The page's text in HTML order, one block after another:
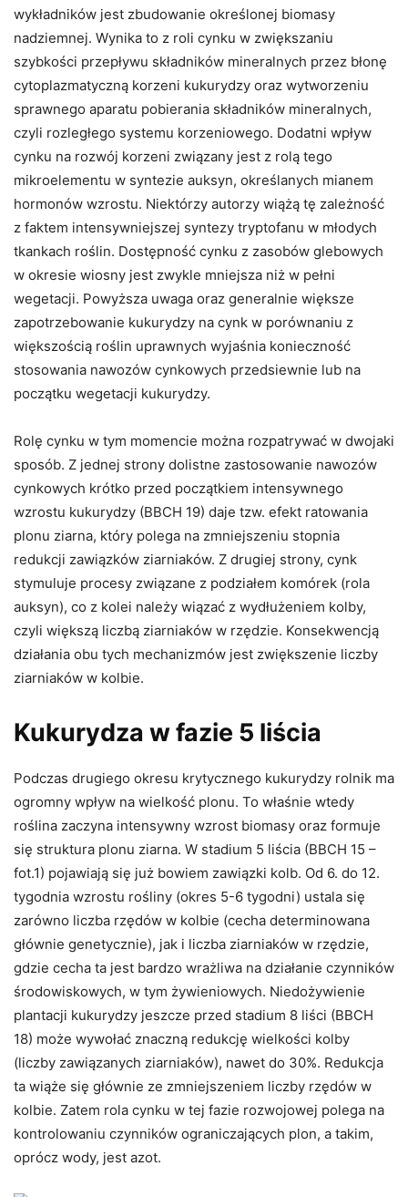
wykładników jest zbudowanie określonej biomasy
nadziemnej. Wynika to z roli cynku w zwiększaniu
szybkości przepływu składników mineralnych przez błonę
cytoplazmatyczną korzeni kukurydzy oraz wytworzeniu
sprawnego aparatu pobierania składników mineralnych,
czyli rozległego systemu korzeniowego. Dodatni wpływ
cynku na rozwój korzeni związany jest z rolą tego
mikroelementu w syntezie auksyn, określanych mianem
hormonów wzrostu. Niektórzy autorzy wiążą tę zależność
z faktem intensywniejszej syntezy tryptofanu w młodych
tkankach roślin. Dostępność cynku z zasobów glebowych
w okresie wiosny jest zwykle mniejsza niż w pełni
wegetacji. Powyższa uwaga oraz generalnie większe
zapotrzebowanie kukurydzy na cynk w porównaniu z
większością roślin uprawnych wyjaśnia konieczność
stosowania nawozów cynkowych przedsiewnie lub na
początku wegetacji kukurydzy.
Rolę cynku w tym momencie można rozpatrywać w dwojaki
sposób. Z jednej strony dolistne zastosowanie nawozów
cynkowych krótko przed początkiem intensywnego
wzrostu kukurydzy (BBCH 19) daje tzw. efekt ratowania
plonu ziarna, który polega na zmniejszeniu stopnia
redukcji zawiązków ziarniaków. Z drugiej strony, cynk
stymuluje procesy związane z podziałem komórek (rola
auksyn), co z kolei należy wiązać z wydłużeniem kolby,
czyli większą liczbą ziarniaków w rzędzie. Konsekwencją
działania obu tych mechanizmów jest zwiększenie liczby
ziarniaków w kolbie.
Kukurydza w fazie 5 liścia
Podczas drugiego okresu krytycznego kukurydzy rolnik ma
ogromny wpływ na wielkość plonu. To właśnie wtedy
roślina zaczyna intensywny wzrost biomasy oraz formuje
się struktura plonu ziarna. W stadium 5 liścia (BBCH 15 –
fot.1) pojawiają się już bowiem zawiązki kolb. Od 6. do 12.
tygodnia wzrostu rośliny (okres 5-6 tygodni) ustala się
zarówno liczba rzędów w kolbie (cecha determinowana
głównie genetycznie), jak i liczba ziarniaków w rzędzie,
gdzie cecha ta jest bardzo wrażliwa na działanie czynników
środowiskowych, w tym żywieniowych. Niedożywienie
plantacji kukurydzy jeszcze przed stadium 8 liści (BBCH
18) może wywołać znaczną redukcję wielkości kolby
(liczby zawiązanych ziarniaków), nawet do 30%. Redukcja
ta wiąże się głównie ze zmniejszeniem liczby rzędów w
kolbie. Zatem rola cynku w tej fazie rozwojowej polega na
kontrolowaniu czynników ograniczających plon, a takim,
oprócz wody, jest azot.